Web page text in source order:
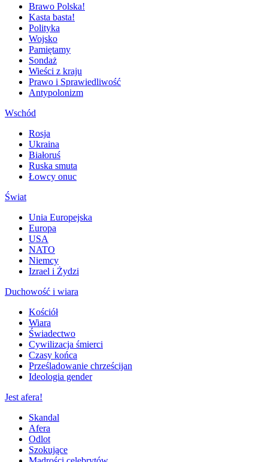
Brawo Polska!
Kasta basta!
Polityka
Wojsko
Pamiętamy
Sondaż
Wieści z kraju
Prawo i Sprawiedliwość
Antypolonizm
Wschód
Rosja
Ukraina
Białoruś
Ruska smuta
Łowcy onuc
Świat
Unia Europejska
Europa
USA
NATO
Niemcy
Izrael i Żydzi
Duchowość i wiara
Kościół
Wiara
Świadectwo
Cywilizacja śmierci
Czasy końca
Prześladowanie chrześcijan
Ideologia gender
Jest afera!
Skandal
Afera
Odlot
Szokujące